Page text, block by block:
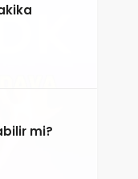
mi?